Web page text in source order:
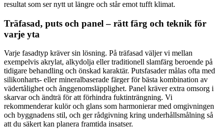
resultat som ser nytt ut längre och står emot tufft klimat.
Träfasad, puts och panel – rätt färg och teknik för
varje yta
Varje fasadtyp kräver sin lösning. På träfasad väljer vi mellan
exempelvis akrylat, alkydolja eller traditionell slamfärg beroende på
tidigare behandling och önskad karaktär. Putsfasader målas ofta med
silikonharts- eller mineralbaserade färger för bästa kombination av
vädertålighet och ånggenomsläpplighet. Panel kräver extra omsorg i
skarvar och ändträ för att förhindra fuktinträngning. Vi
rekommenderar kulör och glans som harmonierar med omgivningen
och byggnadens stil, och ger rådgivning kring underhållsmålning så
att du säkert kan planera framtida insatser.